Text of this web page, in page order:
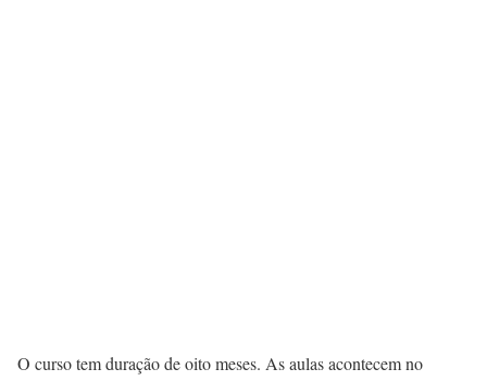
O curso tem duração de oito meses. As aulas acontecem no